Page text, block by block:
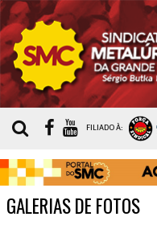
FILIADO À:
GALERIAS DE FOTOS